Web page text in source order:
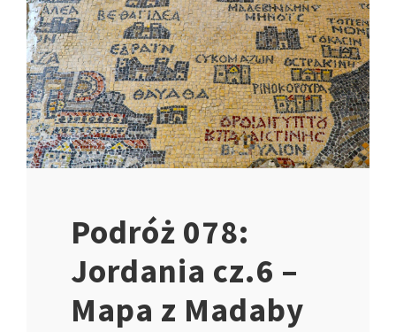
Podróż 078:
Jordania cz.6 –
Mapa z Madaby